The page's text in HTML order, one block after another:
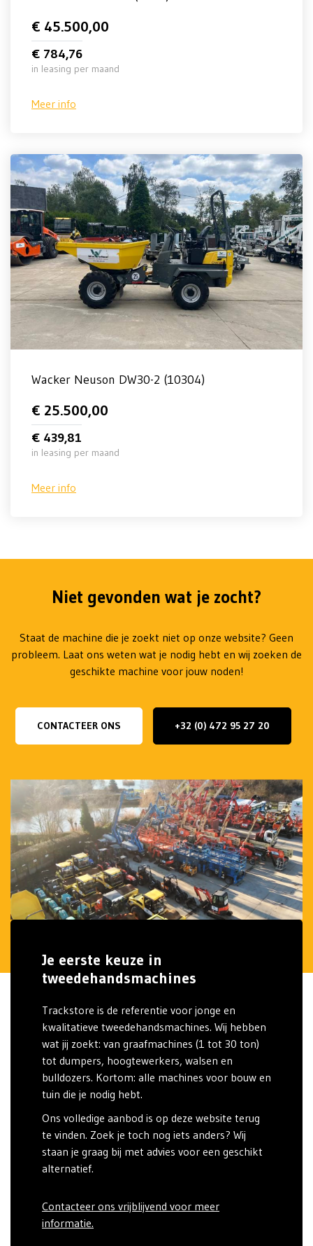
€ 45.500,00
€ 784,76
in leasing per maand
Meer info
Wacker Neuson DW30-2 (10304)
€ 25.500,00
€ 439,81
in leasing per maand
Meer info
Niet gevonden wat je zocht?
Staat de machine die je zoekt niet op onze website? Geen
probleem. Laat ons weten wat je nodig hebt en wij zoeken de
geschikte machine voor jouw noden!
CONTACTEER ONS +32 (0) 472 95 27 20
Je eerste keuze in
tweedehandsmachines
Trackstore is de referentie voor jonge en
kwalitatieve tweedehandsmachines. Wij hebben
wat jij zoekt: van graafmachines (1 tot 30 ton)
tot dumpers, hoogtewerkers, walsen en
bulldozers. Kortom: alle machines voor bouw en
tuin die je nodig hebt.
Ons volledige aanbod is op deze website terug
te vinden. Zoek je toch nog iets anders? Wij
staan je graag bij met advies voor een geschikt
alternatief.
Contacteer ons vrijblijvend voor meer
informatie.